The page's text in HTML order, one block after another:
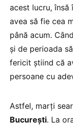
acest lucru, însă
avea să fie cea
până acum.
și de perioada
fericit știind că
persoane cu
Astfel, marți
București. La